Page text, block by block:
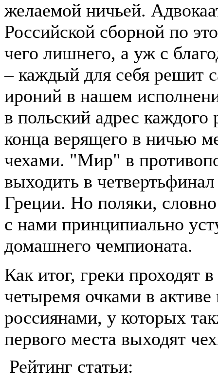
желаемой ничьей.
Российской сборной по
чего лишнего, а уж с
– каждый для себя решит
ироний в нашем
в польский адрес каждого
конца верящего в ничью
чехами. "Мир" в
выходить в
Греции. Но поляки,
с нами принципиально
домашнего чемпионата.
Как итог, греки проходят
четыремя очками в активе
россиянами, у которых
первого места выходят
Рейтинг статьи: